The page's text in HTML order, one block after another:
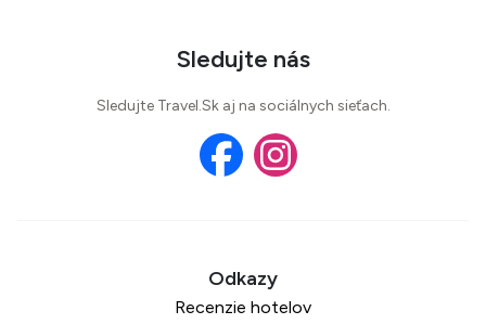
Sledujte nás
Sledujte Travel.Sk aj na sociálnych sieťach.
Recenzie hotelov